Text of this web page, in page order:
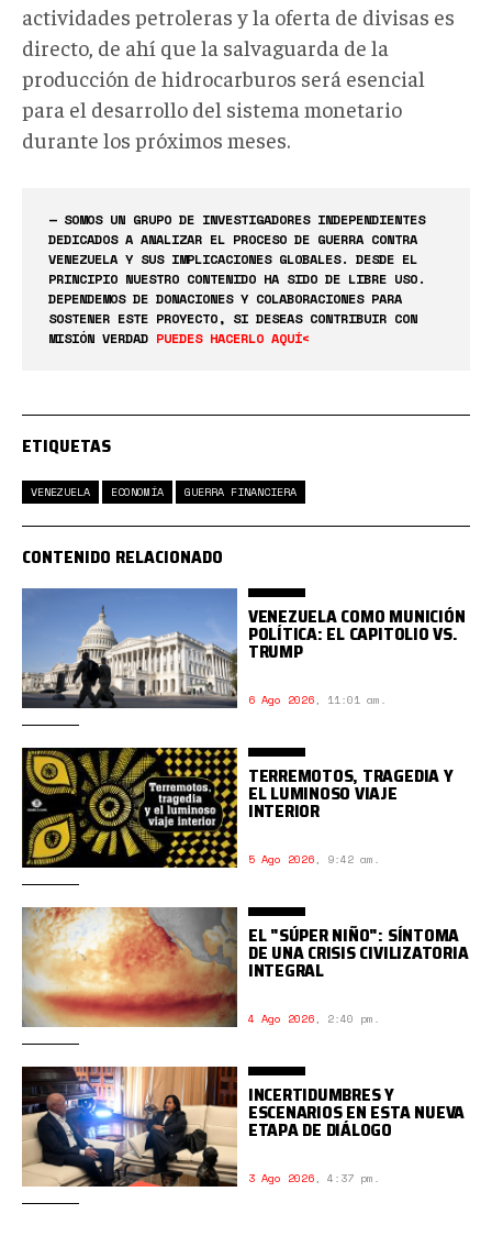
actividades petroleras y la oferta de divisas es
directo, de ahí que la salvaguarda de la
producción de hidrocarburos será esencial
para el desarrollo del sistema monetario
durante los próximos meses.
— SOMOS UN GRUPO DE INVESTIGADORES INDEPENDIENTES
DEDICADOS A ANALIZAR EL PROCESO DE GUERRA CONTRA
VENEZUELA Y SUS IMPLICACIONES GLOBALES. DESDE EL
PRINCIPIO NUESTRO CONTENIDO HA SIDO DE LIBRE USO.
DEPENDEMOS DE DONACIONES Y COLABORACIONES PARA
SOSTENER ESTE PROYECTO, SI DESEAS CONTRIBUIR CON
MISIÓN VERDAD PUEDES HACERLO AQUÍ<
ETIQUETAS
VENEZUELA ECONOMÍA GUERRA FINANCIERA
CONTENIDO RELACIONADO
VENEZUELA COMO MUNICIÓN
POLÍTICA: EL CAPITOLIO VS.
TRUMP
6 Ago 2026, 11:01 am.
TERREMOTOS, TRAGEDIA Y
EL LUMINOSO VIAJE
INTERIOR
5 Ago 2026, 9:42 am.
EL "SÚPER NIÑO": SÍNTOMA
DE UNA CRISIS CIVILIZATORIA
INTEGRAL
4 Ago 2026, 2:40 pm.
INCERTIDUMBRES Y
ESCENARIOS EN ESTA NUEVA
ETAPA DE DIÁLOGO
3 Ago 2026, 4:37 pm.